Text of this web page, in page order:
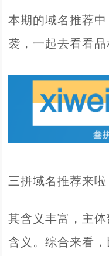
本期的域名推荐
袭，一起去看看品
三拼域名推荐来
其含义丰富，主
含义。综合来看